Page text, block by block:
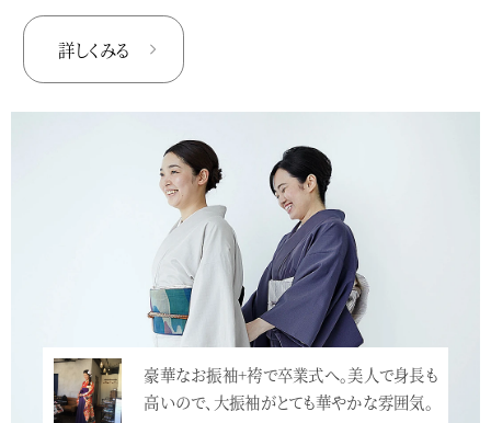
詳しくみる
豪華なお振袖+袴で卒業式へ。美人で身長も
高いので、大振袖がとても華やかな雰囲気。